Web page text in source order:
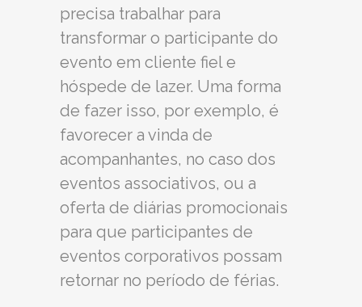
precisa trabalhar para
transformar o participante do
evento em cliente fiel e
hóspede de lazer. Uma forma
de fazer isso, por exemplo, é
favorecer a vinda de
acompanhantes, no caso dos
eventos associativos, ou a
oferta de diárias promocionais
para que participantes de
eventos corporativos possam
retornar no período de férias.